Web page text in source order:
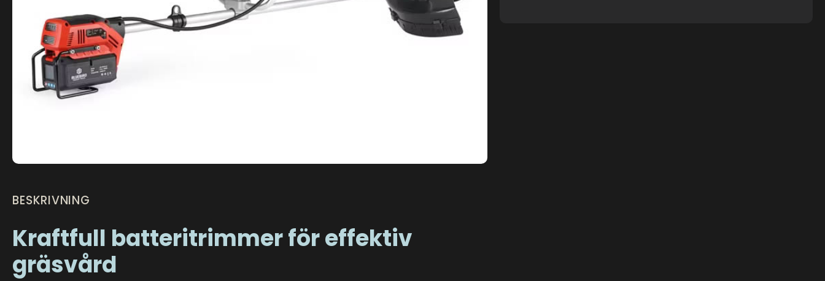
BESKRIVNING
Kraftfull batteritrimmer för effektiv
gräsvård